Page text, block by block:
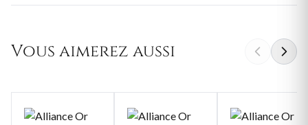
Vous aimerez aussi